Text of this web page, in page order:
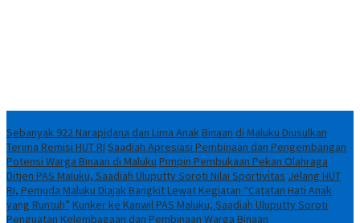
Sebanyak 922 Narapidana dan Lima Anak Binaan di Maluku Diusulkan
Terima Remisi HUT RI Saadiah Apresiasi Pembinaan dan Pengembangan
Potensi Warga Binaan di Maluku Pimpin Pembukaan Pekan Olahraga
Ditjen PAS Maluku, Saadiah Uluputty Soroti Nilai Sportivitas Jelang HUT
RI, Pemuda Maluku Diajak Bangkit Lewat Kegiatan “Catatan Hati Anak
yang Runtuh” Kunker ke Kanwil PAS Maluku, Saadiah Uluputty Soroti
Penguatan Kelembagaan dan Pembinaan Warga Binaan